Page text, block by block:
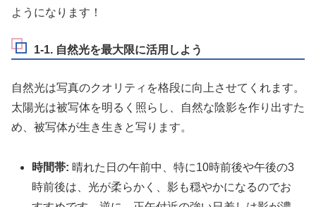
ようになります！
1-1. 自然光を最大限に活用しよう
自然光は写真のクオリティを格段に向上させてくれます。
太陽光は被写体を明るく照らし、自然な陰影を作り出すた
め、被写体が生き生きと写ります。
時間帯: 晴れた日の午前中、特に10時前後や午後の3
時前後は、光が柔らかく、影も穏やかになるのでお